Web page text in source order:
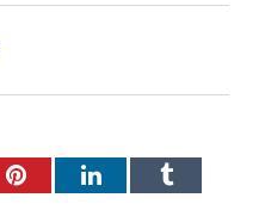
PinterestLinkedInTumblr